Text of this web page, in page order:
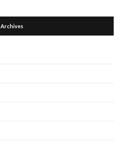
Archives